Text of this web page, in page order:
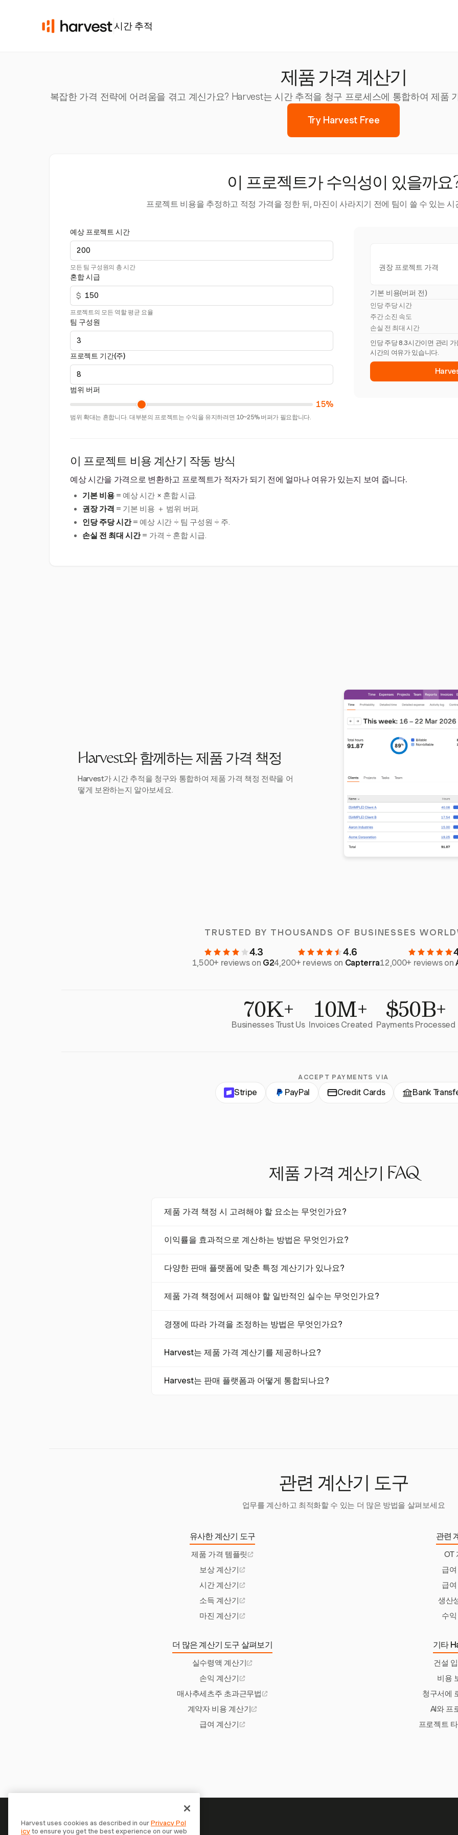
시간 추적
제품 가격 계산기
복잡한 가격 전략에 어려움을 겪고 계신가요? Harvest는 시간 추적을 청구 프로세스에 통합하여 제품
Try Harvest Free
이 프로젝트가 수익성이 있을까요
프로젝트 비용을 추정하고 적정 가격을 정한 뒤, 마진이 사라지기 전에 팀이 쓸 수 있는
예상 프로젝트 시간
모든 팀 구성원의 총 시간
혼합 시급
$
프로젝트의 모든 역할 평균 요율
팀 구성원
프로젝트 기간(주)
범위 버퍼
15%
범위 확대는 흔합니다. 대부분의 프로젝트는 수익을 유지하려면 10~25% 버퍼가 필요합니다.
권장 프로젝트 가격
기본 비용(버퍼 전)
인당 주당 시간
주간 소진 속도
손실 전 최대 시간
인당 주당 8.3시간이면 관리
시간의 여유가 있습니다.
이 프로젝트 비용 계산기 작동 방식
예상 시간을 가격으로 변환하고 프로젝트가 적자가 되기 전에 얼마나 여유가 있는지 보여 줍니다.
기본 비용= 예상 시간 × 혼합 시급.
권장 가격 = 기본 비용 ＋ 범위 버퍼.
인당 주당 시간= 예상 시간 ÷ 팀 구성원 ÷ 주.
손실 전 최대 시간= 가격 ÷ 혼합 시급.
Harvest와 함께하는 제품 가격 책정
Harvest가 시간 추적을 청구와 통합하여 제품 가격 책정 전략을 어
떻게 보완하는지 알아보세요.
TRUSTED BY THOUSANDS OF BUSINESSES
4.3
1,500+ reviews on G2
4.6
4,200+ reviews on Capterra12,000+ reviews on
70K+
Businesses Trust Us 10M+
Invoices Created $50B+
Payments Processed
ACCEPT PAYMENTS VIA
Stripe PayPal Credit Cards Bank
제품 가격 계산기 FAQ
제품 가격 책정 시 고려해야 할 요소는 무엇인가요?
미국의 판매세와 같은 플랫폼별 수수료와 세금도 반영해야 합니다.
이익률을 효과적으로 계산하는 방법은 무엇인가요?
업들이 초기 이익률을 30%에서 50% 사이로 설정하며, 사업이 성장함에 따라 조정합니다
다양한 판매 플랫폼에 맞춘 특정 계산기가 있나요?
있습니다. 이를 통해 각 플랫폼에 대한 정확한 가격 및 이익률 계산을 보장합니다.
제품 가격 책정에서 피해야 할 일반적인 실수는 무엇인가요?
있습니다. 포괄적인 계산기를 사용하면 저가 책정이나 고가 책정을 피하고 규정을 준수할
경쟁에 따라 가격을 조정하는 방법은 무엇인가요?
트하여 가격이 경쟁력을 유지하면서 원하는 이익률을 유지하도록 합니다.
Harvest는 제품 가격 계산기를 제공하나요?
및 송장 기능을 통해 가격 전략을 보완할 수 있습니다.
Harvest는 판매 플랫폼과 어떻게 통합되나요?
관련 계산기 도구
업무를 계산하고 최적화할 수 있는 더 많은 방법을 살펴보세요
유사한 계산기 도구
제품 가격 템플릿
보상 계산기
시간 계산기
소득 계산기
마진 계산기
관련
OT
급
급
생산
수
더 많은 계산기 도구 살펴보기
실수령액 계산기
손익 계산기
매사추세츠주 초과근무법
계약자 비용 계산기
급여 계산기
기타
건설
비용
청구서에
AI와 프
프로젝트
Harvest uses cookies as described in ourPrivacy Pol
icyto ensure you get the best experience on our web